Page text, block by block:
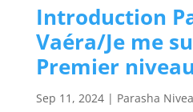
Introduction
Vaéra/Je me
Premier niveau
Sep 11, 2024| Parasha